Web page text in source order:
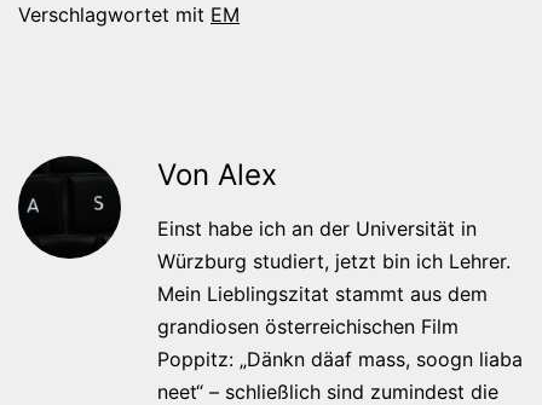
Verschlagwortet mit EM
Von Alex
Einst habe ich an der Universität in
Würzburg studiert, jetzt bin ich Lehrer.
Mein Lieblingszitat stammt aus dem
grandiosen österreichischen Film
Poppitz: „Dänkn däaf mass, soogn liaba
neet“ – schließlich sind zumindest die